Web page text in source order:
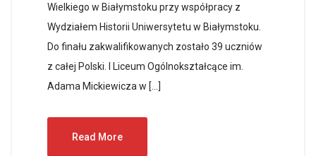
Wielkiego w Białymstoku przy współpracy z
Wydziałem Historii Uniwersytetu w Białymstoku.
Do finału zakwalifikowanych zostało 39 uczniów
z całej Polski. I Liceum Ogólnokształcące im.
Adama Mickiewicza w […]
Read More